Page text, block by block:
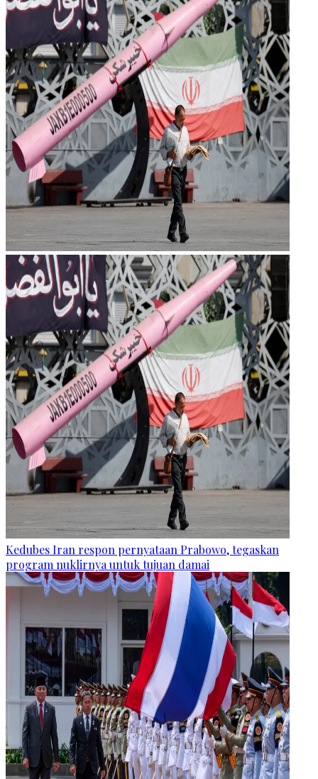
Kedubes Iran respon pernyataan Prabowo, tegaskan
program nuklirnya untuk tujuan damai